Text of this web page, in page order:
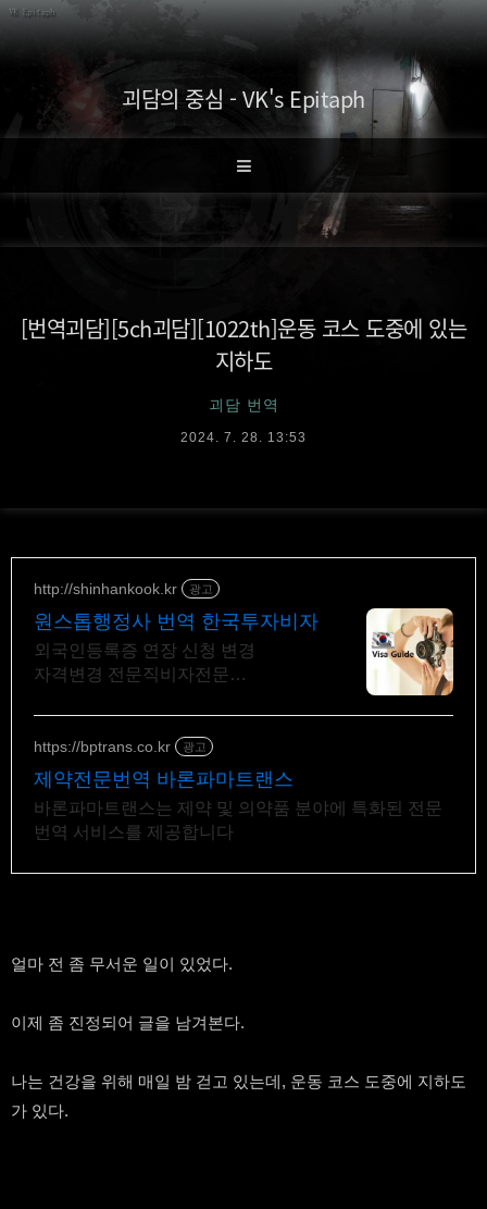
괴담의 중심 - VK's Epitaph
[번역괴담][5ch괴담][1022th]운동 코스 도중에 있는
지하도
괴담 번역
2024. 7. 28. 13:53
http://shinhankook.kr 광고
원스톱행정사 번역 한국투자비자
외국인등록증 연장 신청 변경
자격변경 전문직비자전문
https://bptrans.co.kr 광고
제약전문번역 바론파마트랜스
바론파마트랜스는 제약 및 의약품 분야에 특화된 전문
번역 서비스를 제공합니다
얼마 전 좀 무서운 일이 있었다.
이제 좀 진정되어 글을 남겨본다.
나는 건강을 위해 매일 밤 걷고 있는데, 운동 코스 도중에 지하도
가 있다.